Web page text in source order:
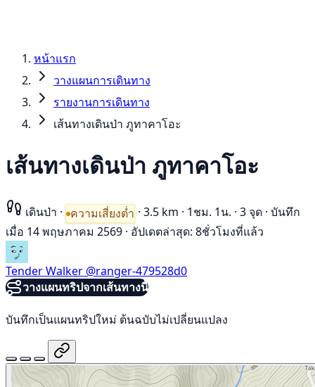
หน้าแรก
วางแผนการเดินทาง
รายงานการเดินทาง
เส้นทางเดินป่า ภูทาคาโอะ
เส้นทางเดินป่า ภูทาคาโอะ
เดินป่า · ความเสี่ยงต่ำ · 3.5 km · 1ชม. 1น. · 3 จุด · บันทึก
เมื่อ 14 พฤษภาคม 2569 · อัปเดตล่าสุด: 8ชั่วโมงที่แล้ว
Tender Walker @ranger-479528d0
วางแผนทริปจากเส้นทางนี้
บันทึกเป็นแผนทริปใหม่ ต้นฉบับไม่เปลี่ยนแปลง